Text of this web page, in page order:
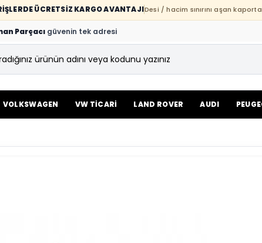
ÜCRETSİZ KARGO AVANTAJIDesi / hacim sınırını aşan
Parçacı güvenin tek adresi
VOLKSWAGEN VW TİCARİ LAND ROVER AUDI